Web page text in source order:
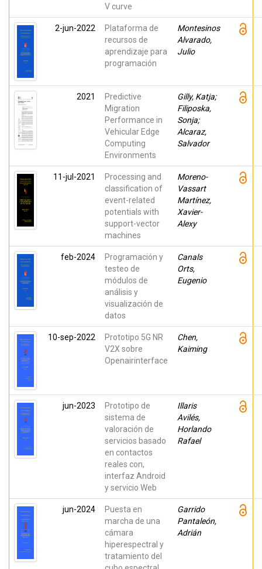
V curve
2-jun-2022
Plataforma de
recursos de
aprendizaje para
programación
Montesinos
Alvarado,
Julio
2021
Predictive
Migration
Performance in
Vehicular Edge
Computing
Environments
Gilly, Katja;
Filiposka,
Sonja;
Alcaraz,
Salvador
11-jul-2021
Processing and
classification of
event-related
potentials with
support-vector
machines
Moreno-
Vassart
Martínez,
Xavier-
Alexy
feb-2024
Programación y
testeo de
módulos de
análisis y
visualización de
datos
Canals
Orts,
Eugenio
10-sep-2022
Prototipo 5G NR
V2X sobre
Openairinterface
Chen,
Kaiming
jun-2023
Prototipo de
sistema de
valoración de
servicios basado
en contactos
reales con,
interfaz Android
y servicio Web
Illaris
Avilés,
Horlando
Rafael
jun-2024
Puesta en
marcha de una
cámara
hiperespectral y
tratamiento del
Garrido
Pantaleón,
Adrián